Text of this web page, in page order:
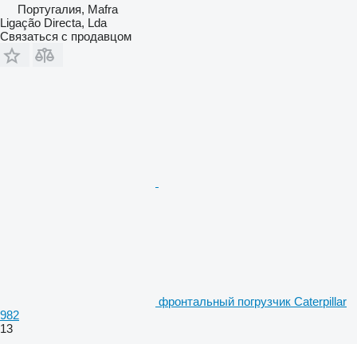
Португалия, Mafra
Ligação Directa, Lda
Связаться с продавцом
фронтальный погрузчик Caterpillar
982
13